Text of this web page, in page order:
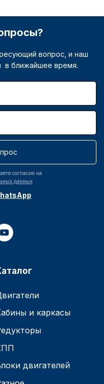
вопрос, и наш
в ближайшее время.
согласие на
данных
и каркасы
двигателей